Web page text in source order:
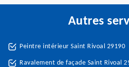
Autres
Peintre intérieur Saint Rivoal 29190
Ravalement de façade Saint Rivoal